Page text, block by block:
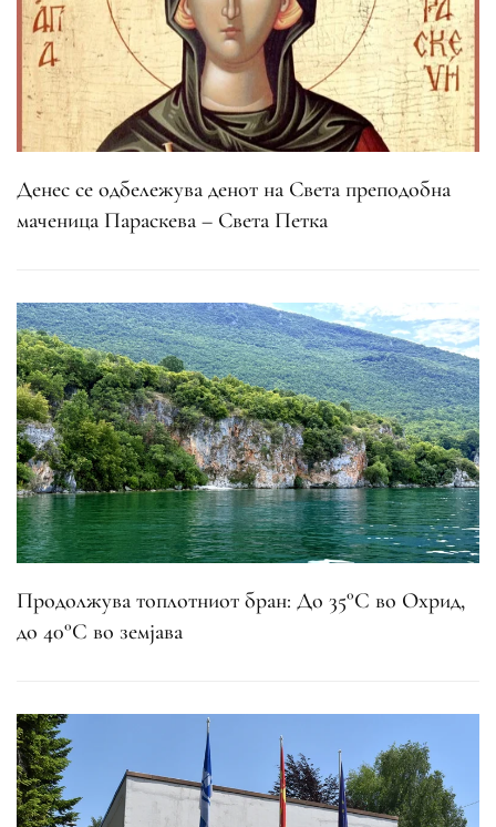
Денес се одбележува денот на Света преподобна
маченица Параскева – Света Петка
Продолжува топлотниот бран: До 35°C во Охрид,
до 40°C во земјава